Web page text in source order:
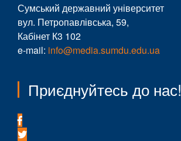
Сумський державний університет
вул. Петропавлівська, 59,
Кабінет К3 102
e-mail: info@media.sumdu.edu.ua
Приєднуйтесь до нас!